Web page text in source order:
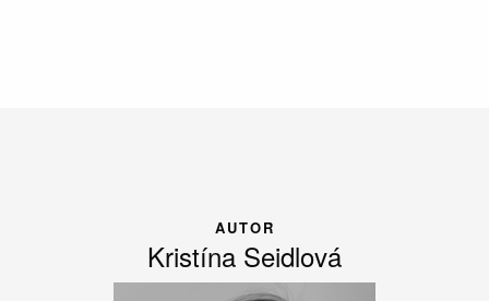
AUTOR
Kristína Seidlová